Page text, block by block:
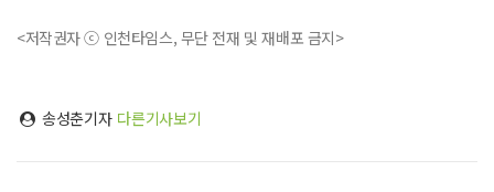
<저작권자 ⓒ 인천타임스, 무단 전재 및 재배포 금지>
송성춘기자 다른기사보기